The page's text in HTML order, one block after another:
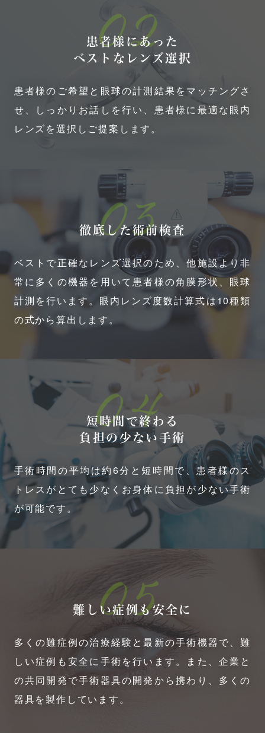
02
患者様にあった
ベストなレンズ選択
患者様のご希望と眼球の計測結果をマッチングさ
せ、しっかりお話しを行い、患者様に最適な眼内
レンズを選択しご提案します。
03
徹底した術前検査
ベストで正確なレンズ選択のため、他施設より非
常に多くの機器を用いて患者様の角膜形状、眼球
計測を行います。眼内レンズ度数計算式は10種類
の式から算出します。
04
短時間で終わる
負担の少ない手術
手術時間の平均は約6分と短時間で、患者様のス
トレスがとても少なくお身体に負担が少ない手術
が可能です。
05
難しい症例も安全に
多くの難症例の治療経験と最新の手術機器で、難
しい症例も安全に手術を行います。また、企業と
の共同開発で手術器具の開発から携わり、多くの
器具を製作しています。